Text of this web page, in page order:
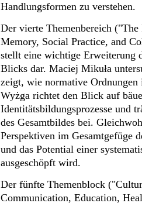
Handlungsformen zu verstehen.
Der vierte Themenbereich
Memory, Social Practice, and
stellt eine wichtige Erweiterung
Blicks dar. Maciej Mikuła
zeigt, wie normative
Wyżga richtet den Blick auf
Identitätsbildungsprozesse und
des Gesamtbildes bei.
Perspektiven im Gesamtgefüge
und das Potential einer
ausgeschöpft wird.
Der fünfte Themenblock
Communication, Education,